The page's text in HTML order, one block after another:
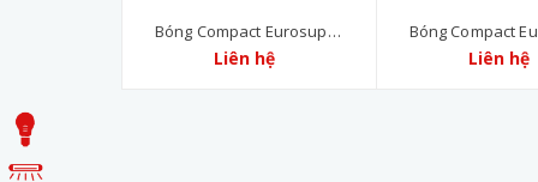
Bóng Compact Eurosuper
Xoắn Xoáy 07W(
Liên hệ
Bóng Compact
Xoắn Xoáy
Liên hệ